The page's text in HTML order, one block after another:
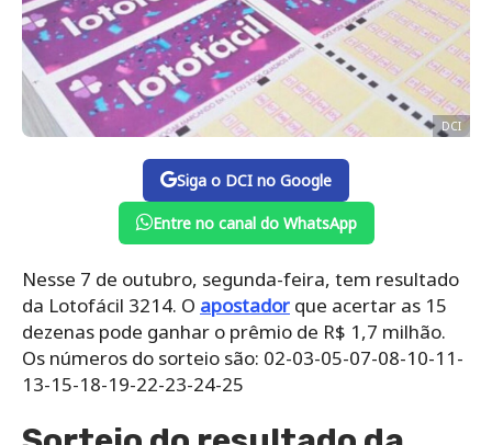
DCI
Siga o DCI no Google
Entre no canal do WhatsApp
Nesse 7 de outubro, segunda-feira, tem resultado
da Lotofácil 3214. O apostador que acertar as 15
dezenas pode ganhar o prêmio de R$ 1,7 milhão.
Os números do sorteio são: 02-03-05-07-08-10-11-
13-15-18-19-22-23-24-25